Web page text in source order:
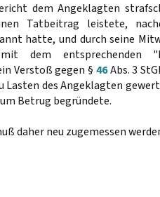
dem Angeklagten
Tatbeitrag leistete,
hatte, und durch seine
dem entsprechenden
Verstoß gegen § 46Abs. 3
Lasten des Angeklagten
Betrug begründete.
daher neu zugemessen